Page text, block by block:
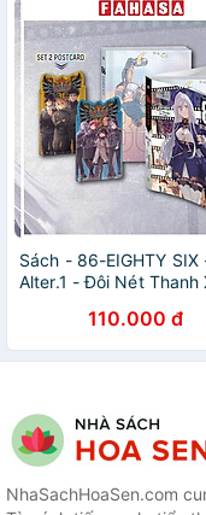
Sách - 86-EIGHTY SIX
Alter.1 - Đôi Nét Thanh
- Tặng Kèm 2 Postcard
110.000 đ
NhaSachHoaSen.com